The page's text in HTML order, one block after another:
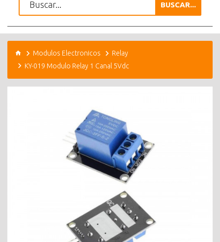
BUSCAR...
Modulos Electronicos
Relay
KY-019 Modulo Relay 1 Canal 5Vdc